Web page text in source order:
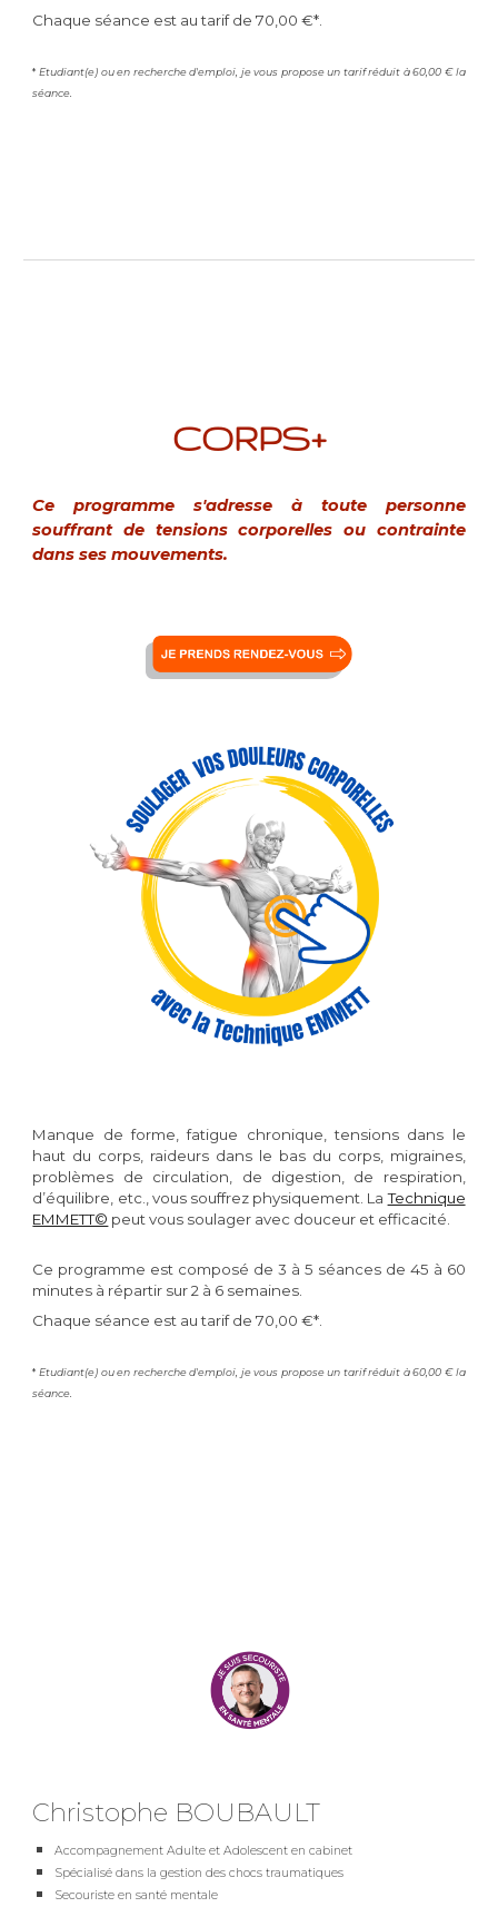
Chaque séance est au tarif de 70,00 €*.
* Etudiant(e) ou en recherche d'emploi, je vous propose un tarif réduit à 60,00 € la
séance.
CORPS+
Ce programme s'adresse à toute personne
souffrant de tensions corporelles ou contrainte
dans ses mouvements.
Manque de forme, fatigue chronique, tensions dans le
haut du corps, raideurs dans le bas du corps, migraines,
problèmes de circulation, de digestion, de respiration,
d’équilibre, etc., vous souffrez physiquement. LaTechnique
EMMETT© peut vous soulager avec douceur et efficacité.
Ce programme est composé de 3 à 5 séances de 45 à 60
minutes à répartir sur 2 à 6 semaines.
Chaque séance est au tarif de 70,00 €*.
* Etudiant(e) ou en recherche d'emploi, je vous propose un tarif réduit à 60,00 € la
séance.
Christophe BOUBAULT
Accompagnement Adulte et Adolescent en cabinet
Spécialisé dans la gestion des chocs traumatiques
Secouriste en santé mentale